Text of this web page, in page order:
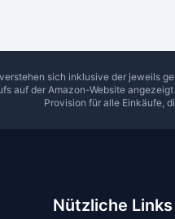
sich inklusive der jeweils
auf der Amazon-Website
Provision für alle Einkäufe,
Nützliche Links